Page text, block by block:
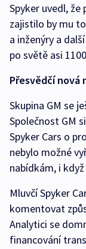
Spyker uvedl,
zajistilo by mu
a inženýry a
po světě asi
Přesvědčí nová
Skupina GM se
Společnost GM
Spyker Cars o
nebylo možné
nabídkám, i
Mluvčí Spyker
komentovat
Analytici se
financování